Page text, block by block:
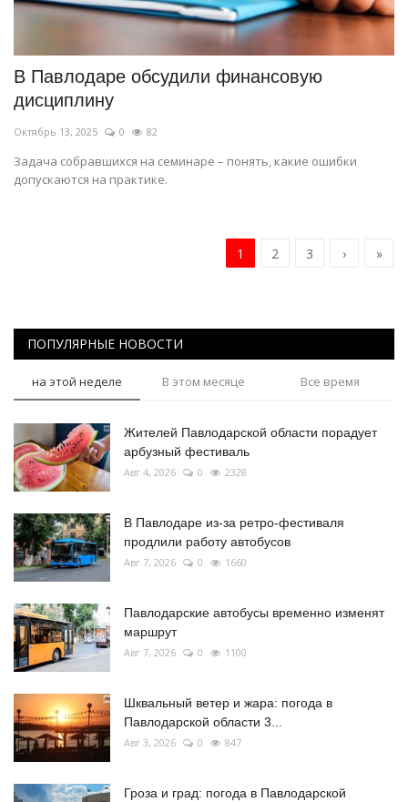
В Павлодаре обсудили финансовую
дисциплину
Октябрь 13, 2025 0 82
Задача собравшихся на семинаре – понять, какие ошибки
допускаются на практике.
1 2 3 › »
ПОПУЛЯРНЫЕ НОВОСТИ
на этой неделе В этом месяце Все время
Жителей Павлодарской области порадует
арбузный фестиваль
Авг 4, 2026 0 2328
В Павлодаре из-за ретро-фестиваля
продлили работу автобусов
Авг 7, 2026 0 1660
Павлодарские автобусы временно изменят
маршрут
Авг 7, 2026 0 1100
Шквальный ветер и жара: погода в
Павлодарской области 3...
Авг 3, 2026 0 847
Гроза и град: погода в Павлодарской